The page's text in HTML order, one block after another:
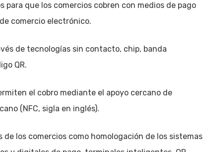
para que los comercios cobren con medios de pago
comercio electrónico.
de tecnologías sin contacto, chip, banda
QR.
el cobro mediante el apoyo cercano de
(NFC, sigla en inglés).
los comercios como homologación de los sistemas